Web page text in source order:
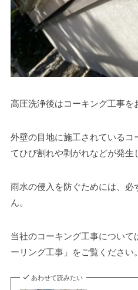
高圧洗浄後はコーキング工事を
外壁の目地に施工されている
てひび割れや剥がれなどが発生
雨水の侵入を防ぐためには、
ん。
当社のコーキング工事につい
ーリング工事」をご覧ください。
あわせて読みたい